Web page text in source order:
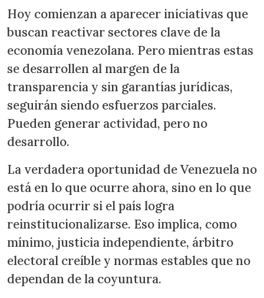
Hoy comienzan a aparecer iniciativas que
buscan reactivar sectores clave de la
economía venezolana. Pero mientras estas
se desarrollen al margen de la
transparencia y sin garantías jurídicas,
seguirán siendo esfuerzos parciales.
Pueden generar actividad, pero no
desarrollo.
La verdadera oportunidad de Venezuela no
está en lo que ocurre ahora, sino en lo que
podría ocurrir si el país logra
reinstitucionalizarse. Eso implica, como
mínimo, justicia independiente, árbitro
electoral creíble y normas estables que no
dependan de la coyuntura.